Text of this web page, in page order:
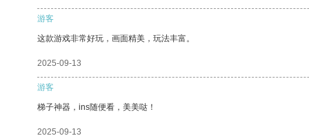
游客
这款游戏非常好玩，画面精美，玩法丰富。
2025-09-13
游客
梯子神器，ins随便看，美美哒！
2025-09-13